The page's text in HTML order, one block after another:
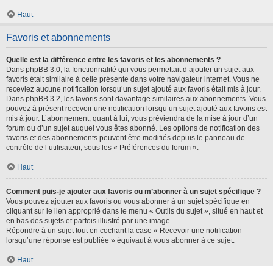
Haut
Favoris et abonnements
Quelle est la différence entre les favoris et les abonnements ?
Dans phpBB 3.0, la fonctionnalité qui vous permettait d’ajouter un sujet aux
favoris était similaire à celle présente dans votre navigateur internet. Vous ne
receviez aucune notification lorsqu’un sujet ajouté aux favoris était mis à jour.
Dans phpBB 3.2, les favoris sont davantage similaires aux abonnements. Vous
pouvez à présent recevoir une notification lorsqu’un sujet ajouté aux favoris est
mis à jour. L’abonnement, quant à lui, vous préviendra de la mise à jour d’un
forum ou d’un sujet auquel vous êtes abonné. Les options de notification des
favoris et des abonnements peuvent être modifiés depuis le panneau de
contrôle de l’utilisateur, sous les « Préférences du forum ».
Haut
Comment puis-je ajouter aux favoris ou m’abonner à un sujet spécifique ?
Vous pouvez ajouter aux favoris ou vous abonner à un sujet spécifique en
cliquant sur le lien approprié dans le menu « Outils du sujet », situé en haut et
en bas des sujets et parfois illustré par une image.
Répondre à un sujet tout en cochant la case « Recevoir une notification
lorsqu’une réponse est publiée » équivaut à vous abonner à ce sujet.
Haut